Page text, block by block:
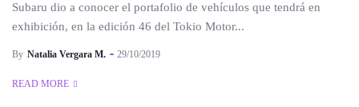
Subaru dio a conocer el portafolio de vehículos que tendrá en
exhibición, en la edición 46 del Tokio Motor...
By Natalia Vergara M. 29/10/2019
READ MORE